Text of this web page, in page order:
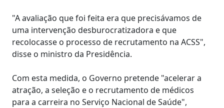
"A avaliação que foi feita era que precisávamos de
uma intervenção desburocratizadora e que
recolocasse o processo de recrutamento na ACSS",
disse o ministro da Presidência.
Com esta medida, o Governo pretende "acelerar a
atração, a seleção e o recrutamento de médicos
para a carreira no Serviço Nacional de Saúde",